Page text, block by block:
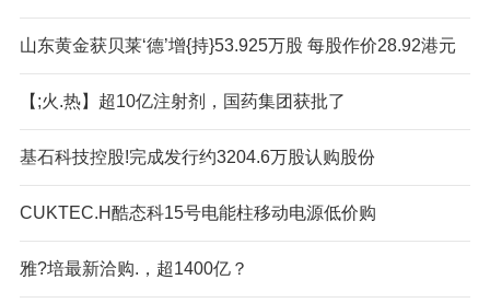
山东黄金获贝莱‘德’增{持}53.925万股 每股作价28.92港元
【;火.热】超10亿注射剂，国药集团获批了
基石科技控股!完成发行约3204.6万股认购股份
CUKTEC.H酷态科15号电能柱移动电源低价购
雅?培最新洽购.，超1400亿？